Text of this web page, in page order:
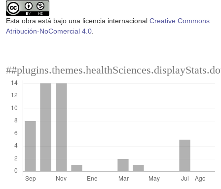
Esta obra está bajo una licencia internacional Creative Commons
Atribución-NoComercial 4.0.